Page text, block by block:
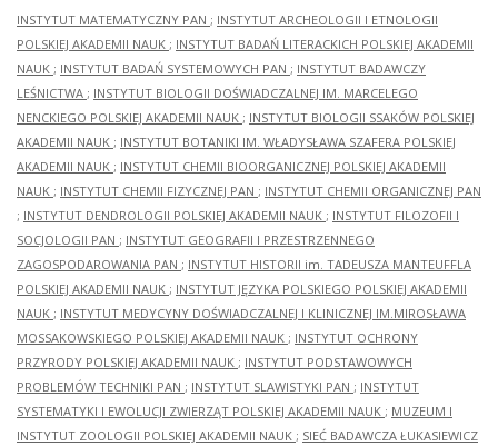
INSTYTUT MATEMATYCZNY PAN ; INSTYTUT ARCHEOLOGII I ETNOLOGII
POLSKIEJ AKADEMII NAUK ; INSTYTUT BADAŃ LITERACKICH POLSKIEJ AKADEMII
NAUK ; INSTYTUT BADAŃ SYSTEMOWYCH PAN ; INSTYTUT BADAWCZY
LEŚNICTWA ; INSTYTUT BIOLOGII DOŚWIADCZALNEJ IM. MARCELEGO
NENCKIEGO POLSKIEJ AKADEMII NAUK ; INSTYTUT BIOLOGII SSAKÓW POLSKIEJ
AKADEMII NAUK ; INSTYTUT BOTANIKI IM. WŁADYSŁAWA SZAFERA POLSKIEJ
AKADEMII NAUK ; INSTYTUT CHEMII BIOORGANICZNEJ POLSKIEJ AKADEMII
NAUK ; INSTYTUT CHEMII FIZYCZNEJ PAN ; INSTYTUT CHEMII ORGANICZNEJ PAN
; INSTYTUT DENDROLOGII POLSKIEJ AKADEMII NAUK ; INSTYTUT FILOZOFII I
SOCJOLOGII PAN ; INSTYTUT GEOGRAFII I PRZESTRZENNEGO
ZAGOSPODAROWANIA PAN ; INSTYTUT HISTORII im. TADEUSZA MANTEUFFLA
POLSKIEJ AKADEMII NAUK ; INSTYTUT JĘZYKA POLSKIEGO POLSKIEJ AKADEMII
NAUK ; INSTYTUT MEDYCYNY DOŚWIADCZALNEJ I KLINICZNEJ IM.MIROSŁAWA
MOSSAKOWSKIEGO POLSKIEJ AKADEMII NAUK ; INSTYTUT OCHRONY
PRZYRODY POLSKIEJ AKADEMII NAUK ; INSTYTUT PODSTAWOWYCH
PROBLEMÓW TECHNIKI PAN ; INSTYTUT SLAWISTYKI PAN ; INSTYTUT
SYSTEMATYKI I EWOLUCJI ZWIERZĄT POLSKIEJ AKADEMII NAUK ; MUZEUM I
INSTYTUT ZOOLOGII POLSKIEJ AKADEMII NAUK ; SIEĆ BADAWCZA ŁUKASIEWICZ